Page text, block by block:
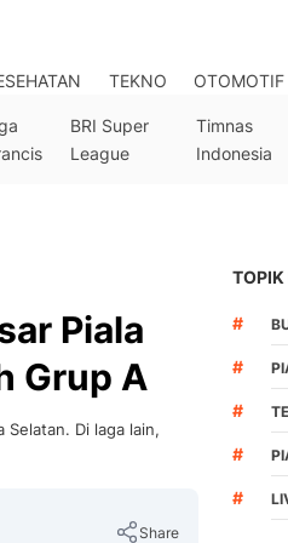
TEKNO OTOMOTIF
BRI Super
League
Timnas
Indonesia
Piala
Grup A
Di laga lain,
Share
TOPIK
#
#
#
#
#